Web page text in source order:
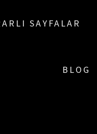
SAYFALAR
BLOG